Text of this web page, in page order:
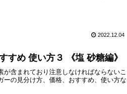
2022.12.04
すめ 使い方３ 《塩 砂糖編》
が含まれており注意しなければならないこ
ーの見分け方、価格、おすすめ、使い方な